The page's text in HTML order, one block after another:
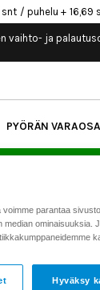
/ puhelu +
vaihto- ja
PYÖRÄN
parantaa
ominaisuuksia.
Hyväksy